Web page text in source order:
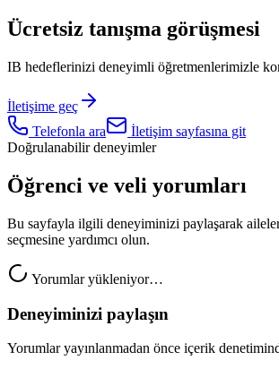
Ücretsiz tanışma görüşmesi
IB hedeflerinizi deneyimli öğretmenlerimizle
İletişime geç
Telefonla ara
İletişim sayfasına git
Doğrulanabilir deneyimler
Öğrenci ve veli yorumları
Bu sayfayla ilgili deneyiminizi paylaşarak
seçmesine yardımcı olun.
Yorumlar yükleniyor…
Deneyiminizi paylaşın
Yorumlar yayınlanmadan önce içerik